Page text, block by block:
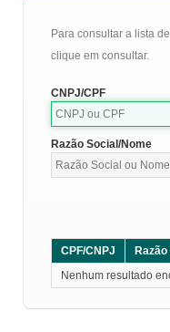
Para consultar a lista
clique em consultar.
CNPJ/CPF
Razão Social/Nome
CPF/CNPJ Razão
Nenhum resultado